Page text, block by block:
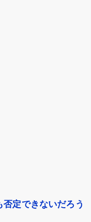
定できないだろう